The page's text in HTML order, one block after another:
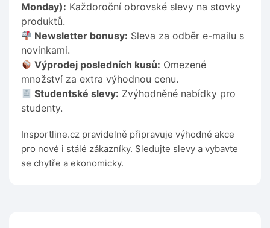
Monday): Každoroční obrovské slevy na stovky
produktů.
Newsletter bonusy: Sleva za odběr e-mailu s
novinkami.
Výprodej posledních kusů: Omezené
množství za extra výhodnou cenu.
Studentské slevy: Zvýhodněné nabídky pro
studenty.
Insportline.cz pravidelně připravuje výhodné akce
pro nové i stálé zákazníky. Sledujte slevy a vybavte
se chytře a ekonomicky.